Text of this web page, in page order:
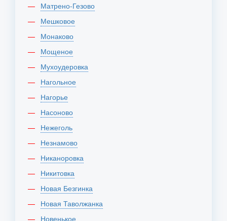
Матрено-Гезово
Мешковое
Монаково
Мощеное
Мухоудеровка
Нагольное
Нагорье
Насоново
Нежеголь
Незнамово
Никаноровка
Никитовка
Новая Безгинка
Новая Таволжанка
Новенькое